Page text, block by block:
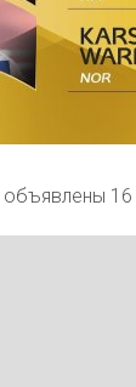
объявлены